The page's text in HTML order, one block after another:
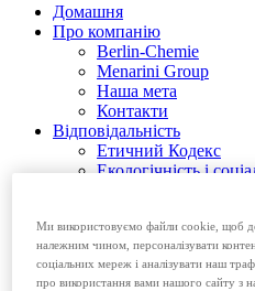
Домашня
Про компанію
Berlin-Chemie
Menarini Group
Наша мета
Контакти
Відповідальність
Етичний Кодекс
Екологічність і
Безрецептурні
Рецептурні
Вакансії
Ми використовуємо файли cookie, щоб
належним чином, персоналізувати
соціальних мереж і аналізувати наш
про використання вами нашого сайту з